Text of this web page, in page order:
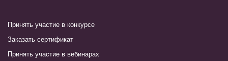
Принять участие в конкурсе
Заказать сертификат
Принять участие в вебинарах